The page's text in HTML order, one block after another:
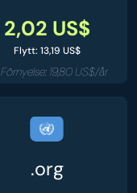
2,02 US$
Flytt: 13,19 US$
Förnyelse: 19,80 US$/år
.org